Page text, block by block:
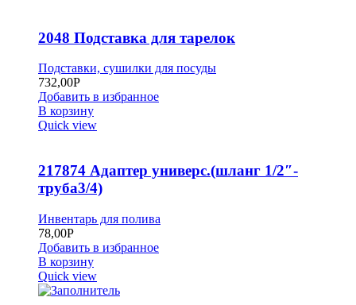
2048 Подставка для тарелок
Подставки, сушилки для посуды
732,00Р
Добавить в избранное
В корзину
Quick view
217874 Адаптер универс.(шланг 1/2″-
труба3/4)
Инвентарь для полива
78,00Р
Добавить в избранное
В корзину
Quick view